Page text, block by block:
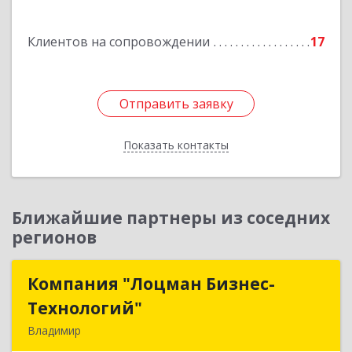
Клиентов на сопровождении 17
Отправить заявку
Показать контакты
Отправить заявку
Назад
Ближайшие партнеры из соседних
регионов
Компания "Лоцман Бизнес-
Технологий"
Владимир
Компания "Лоцман Бизнес-